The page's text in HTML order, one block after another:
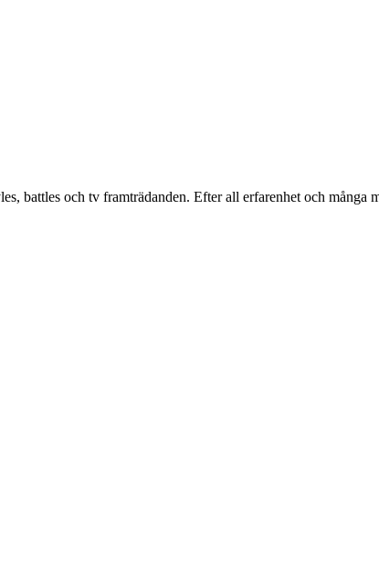
battles och tv framträdanden. Efter all erfarenhet och många